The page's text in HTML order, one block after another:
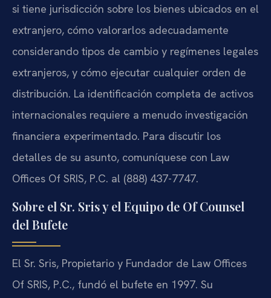
si tiene jurisdicción sobre los bienes ubicados en el
extranjero, cómo valorarlos adecuadamente
considerando tipos de cambio y regímenes legales
extranjeros, y cómo ejecutar cualquier orden de
distribución. La identificación completa de activos
internacionales requiere a menudo investigación
financiera experimentado. Para discutir los
detalles de su asunto, comuníquese con Law
Offices Of SRIS, P.C. al (888) 437-7747.
Sobre el Sr. Sris y el Equipo de Of Counsel
del Bufete
El Sr. Sris, Propietario y Fundador de Law Offices
Of SRIS, P.C., fundó el bufete en 1997. Su